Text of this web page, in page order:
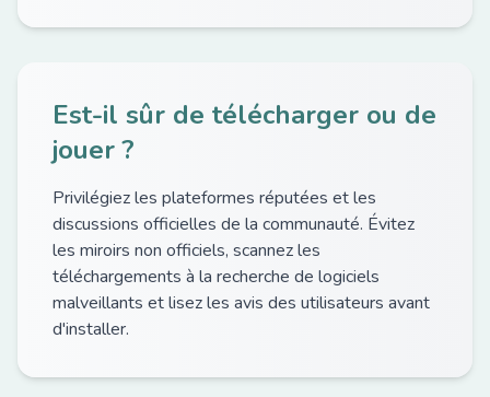
Est-il sûr de télécharger ou de
jouer ?
Privilégiez les plateformes réputées et les
discussions officielles de la communauté. Évitez
les miroirs non officiels, scannez les
téléchargements à la recherche de logiciels
malveillants et lisez les avis des utilisateurs avant
d'installer.